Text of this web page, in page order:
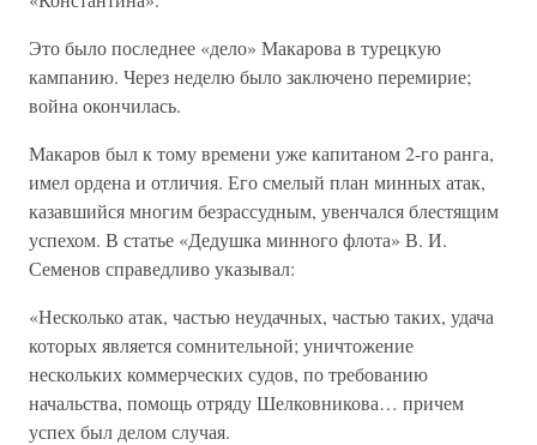
Это было последнее «дело» Макарова в турецкую
кампанию. Через неделю было заключено перемирие;
война окончилась.
Макаров был к тому времени уже капитаном 2-го ранга,
имел ордена и отличия. Его смелый план минных атак,
казавшийся многим безрассудным, увенчался блестящим
успехом. В статье «Дедушка минного флота» В. И.
Семенов справедливо указывал:
«Несколько атак, частью неудачных, частью таких, удача
которых является сомнительной; уничтожение
нескольких коммерческих судов, по требованию
начальства, помощь отряду Шелковникова… причем
успех был делом случая.